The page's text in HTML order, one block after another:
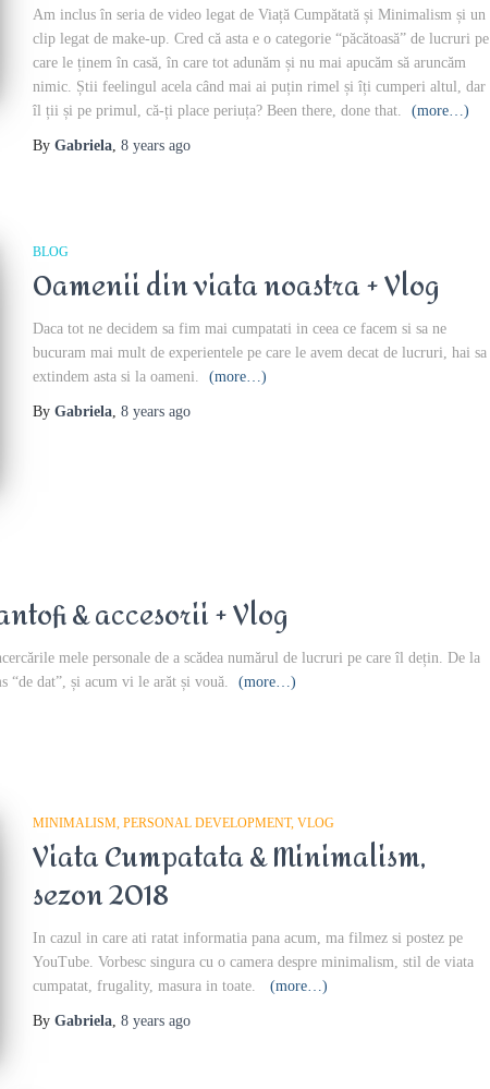
Am inclus în seria de video legat de Viață Cumpătată și Minimalism și un
clip legat de make-up. Cred că asta e o categorie “păcătoasă” de lucruri pe
care le ținem în casă, în care tot adunăm și nu mai apucăm să aruncăm
nimic. Știi feelingul acela când mai ai puțin rimel și îți cumperi altul, dar
îl ții și pe primul, că-ți place periuța? Been there, done that.
(more…)
By Gabriela, 8 years ago
BLOG
Oamenii din viata noastra + Vlog
Daca tot ne decidem sa fim mai cumpatati in ceea ce facem si sa ne
bucuram mai mult de experientele pe care le avem decat de lucruri, hai sa
extindem asta si la oameni.
(more…)
By Gabriela, 8 years ago
& accesorii + Vlog
mele personale de a scădea numărul de lucruri pe care îl dețin. De la
“de dat”, și acum vi le arăt și vouă.
(more…)
MINIMALISM PERSONAL DEVELOPMENT VLOG
Viata Cumpatata & Minimalism,
sezon 2018
In cazul in care ati ratat informatia pana acum, ma filmez si postez pe
YouTube. Vorbesc singura cu o camera despre minimalism, stil de viata
cumpatat, frugality, masura in toate.
(more…)
By Gabriela, 8 years ago